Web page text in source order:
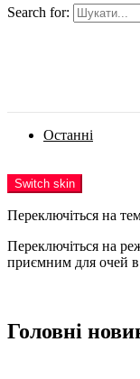
Search for:
Останні
Switch skin
Переключіться на
Переключіться на
приємним для очей
Головні